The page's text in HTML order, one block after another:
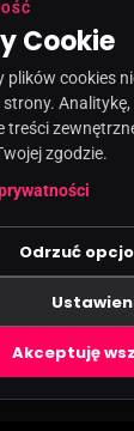
SPÓŁKA Z O.O
Cookie
plików cookies
strony.
treści
zgodzie.
Odrzuć
Akceptuję
cookies